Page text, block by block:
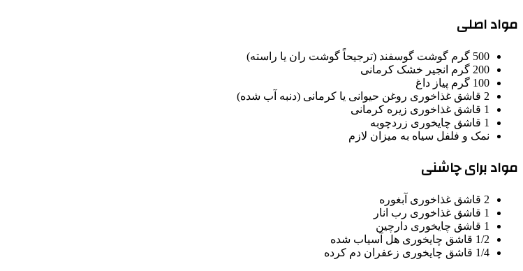
مواد اصلی
500 گرم گوشت گوسفند (ترجیحاً گوشت ران یا راسته)
200 گرم انجیر خشک کرمانی
100 گرم پیاز داغ
2 قاشق غذاخوری روغن حیوانی یا کرمانی (دنبه آب شده)
1 قاشق غذاخوری زیره کرمانی
1 قاشق چایخوری زردچوبه
نمک و فلفل سیاه به میزان لازم
مواد برای چاشنی
2 قاشق غذاخوری آبغوره
1 قاشق غذاخوری رب انار
1 قاشق چایخوری دارچین
1/2 قاشق چایخوری هل آسیاب شده
1/4 قاشق چایخوری زعفران دم کرده